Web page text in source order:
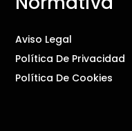
Aviso Legal
Política De Privacidad
Política De Cookies